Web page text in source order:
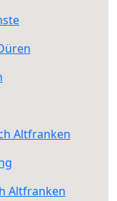
Altfranken
Altfranken